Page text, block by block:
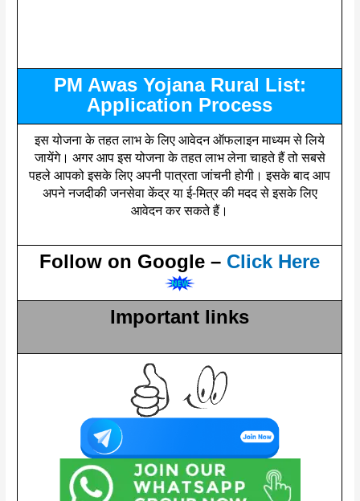
PM Awas Yojana Rural List:
Application Process
इस योजना के तहत लाभ के लिए आवेदन ऑफलाइन माध्यम से लिये
जायेंगे। अगर आप इस योजना के तहत लाभ लेना चाहते हैं तो सबसे
पहले आपको इसके लिए अपनी पात्रता जांचनी होगी। इसके बाद आप
अपने नजदीकी जनसेवा केंद्र या ई-मित्र की मदद से इसके लिए
आवेदन कर सकते हैं।
Follow on Google – Click Here
Important links